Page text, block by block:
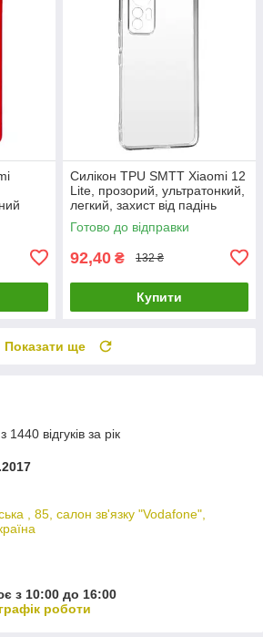
Силікон TPU SMTT Xiaomi 12
Lite, прозорий, ультратонкий,
легкий, захист від падінь
Готово до відправки
92,40 ₴ 132 ₴
Купити
Показати ще
відгуків за рік
, 85, салон зв'язку "Vodafone",
з 10:00 до 16:00
роботи